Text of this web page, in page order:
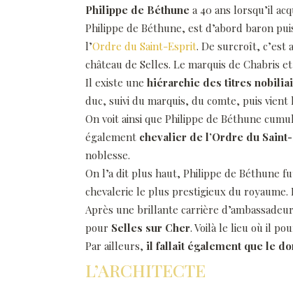
Philippe de Béthune a 40 ans lorsqu’il
Philippe de Béthune, est d’abord baron
l’Ordre du Saint-Esprit. De surcroît, c’est
château de Selles. Le marquis de Chabris
Il existe une hiérarchie des titres
duc, suivi du marquis, du comte, puis vient
On voit ainsi que Philippe de Béthune
également chevalier de l’Ordre du
noblesse.
On l’a dit plus haut, Philippe de Béthune
chevalerie le plus prestigieux du royaume.
Après une brillante carrière
pour Selles sur Cher. Voilà le lieu où il
Par ailleurs, il fallait également que le
L’ARCHITECTE